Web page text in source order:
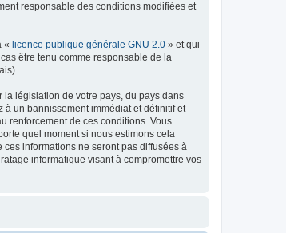
responsable des conditions modifiées et
« licence publique générale GNU 2.0 » et qui
être tenu comme responsable de la
législation de votre pays, du pays dans
un bannissement immédiat et définitif et
renforcement de ces conditions. Vous
quel moment si nous estimons cela
informations ne seront pas diffusées à
informatique visant à compromettre vos